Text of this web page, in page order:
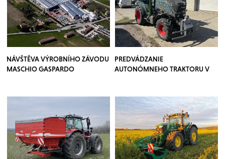
NÁVŠTĚVA VÝROBNÍHO ZÁVODU
MASCHIO GASPARDO
PREDVÁDZANIE
AUTONÓMNEHO TRAKTORU V